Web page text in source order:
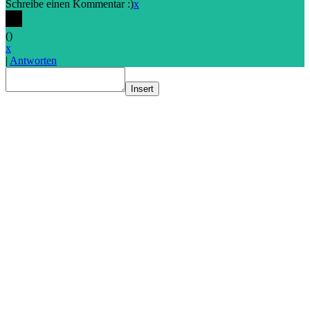
Schreibe einen Kommentar :)x
()
x
| Antworten
Insert